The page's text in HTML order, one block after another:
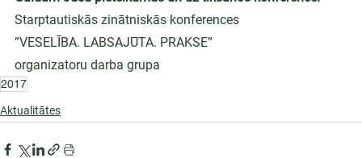
Starptautiskās zinātniskās konferences
”VESELĪBA. LABSAJŪTA. PRAKSE”
organizatoru darba grupa
2017
Aktualitātes